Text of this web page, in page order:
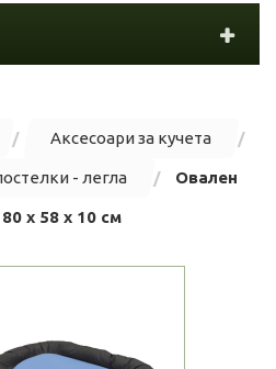
Аксесоари за кучета
- легла Овален
х 58 х 10 см